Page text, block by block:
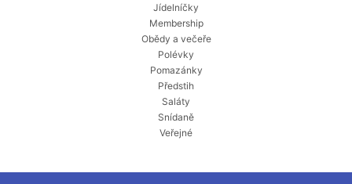
Jídelníčky
Membership
Obědy a večeře
Polévky
Pomazánky
Předstih
Saláty
Snídaně
Veřejné